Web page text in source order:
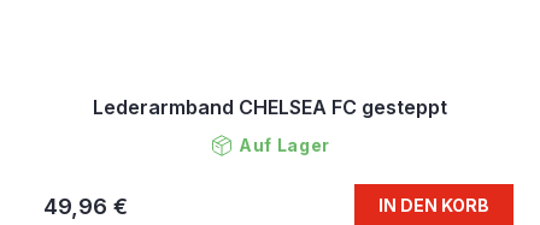
Lederarmband CHELSEA FC gesteppt
Auf Lager
49,96 € IN DEN KORB